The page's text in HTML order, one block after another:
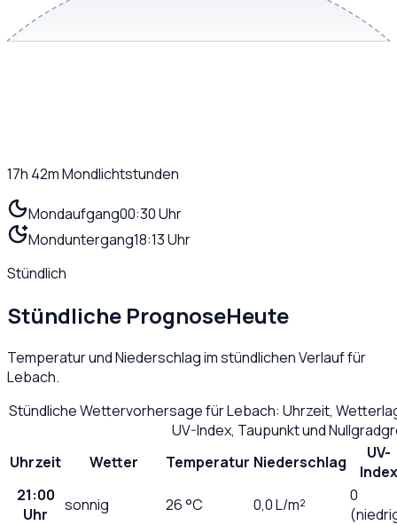
17h 42mMondlichtstunden
Mondaufgang00:30 Uhr
Monduntergang18:13 Uhr
Stündlich
Stündliche PrognoseHeute
Temperatur und Niederschlag im stündlichen Verlauf für
Lebach.
Stündliche Wettervorhersage fürLebach: Uhrzeit,
UV-Index, Taupunkt und
Uhrzeit
Wetter Temperatur Niederschlag
UV-
Index
21:00
Uhr
sonnig 26°C 0,0L/m²
0